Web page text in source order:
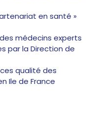
en santé »
médecins experts
par la Direction de
qualité des
Ile de France